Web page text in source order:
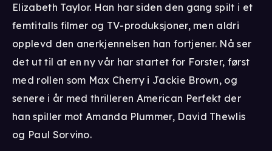
Elizabeth Taylor. Han har siden den gang spilt i et
femtitalls filmer og TV-produksjoner, men aldri
opplevd den anerkjennelsen han fortjener. Nå ser
det ut til at en ny vår har startet for Forster, først
med rollen som Max Cherry i Jackie Brown, og
senere i år med thrilleren American Perfekt der
han spiller mot Amanda Plummer, David Thewlis
og Paul Sorvino.